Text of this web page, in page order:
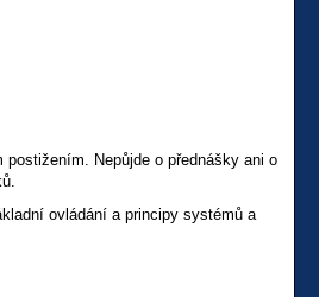
Nepůjde o přednášky ani o
ovládání a principy systémů a